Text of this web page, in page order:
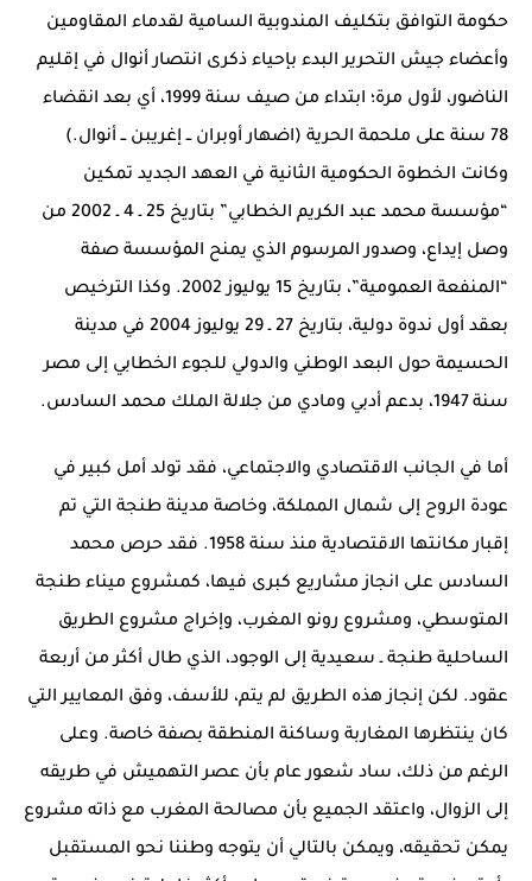
حكومة التوافق بتكليف المندوبية السامية لقدماء المقاومين
وأعضاء جيش التحرير البدء بإحياء ذكرى انتصار أنوال في إقليم
الناضور، لأول مرة؛ ابتداء من صيف سنة 1999، أي بعد انقضاء
78 سنة على ملحمة الحرية (اضهار أوبران ــ إغريبن ــ أنوال.)
وكانت الخطوة الحكومية الثانية في العهد الجديد تمكين
“مؤسسة محمد عبد الكريم الخطابي” بتاريخ 25 ـ 4 ـ 2002 من
وصل إيداع، وصدور المرسوم الذي يمنح المؤسسة صفة
“المنفعة العمومية”، بتاريخ 15 يوليوز 2002. وكذا الترخيص
بعقد أول ندوة دولية، بتاريخ 27 ـ 29 يوليوز 2004 في مدينة
الحسيمة حول البعد الوطني والدولي للجوء الخطابي إلى مصر
سنة 1947، بدعم أدبي ومادي من جلالة الملك محمد السادس.
أما في الجانب الاقتصادي والاجتماعي، فقد تولد أمل كبير في
عودة الروح إلى شمال المملكة، وخاصة مدينة طنجة التي تم
إقبار مكانتها الاقتصادية منذ سنة 1958. فقد حرص محمد
السادس على انجاز مشاريع كبرى فيها، كمشروع ميناء طنجة
المتوسطي، ومشروع رونو المغرب، وإخراج مشروع الطريق
الساحلية طنجة ـ سعيدية إلى الوجود، الذي طال أكثر من أربعة
عقود. لكن إنجاز هذه الطريق لم يتم، للأسف، وفق المعايير التي
كان ينتظرها المغاربة وساكنة المنطقة بصفة خاصة. وعلى
الرغم من ذلك، ساد شعور عام بأن عصر التهميش في طريقه
إلى الزوال، واعتقد الجميع بأن مصالحة المغرب مع ذاته مشروع
يمكن تحقيقه، ويمكن بالتالي أن يتوجه وطننا نحو المستقبل